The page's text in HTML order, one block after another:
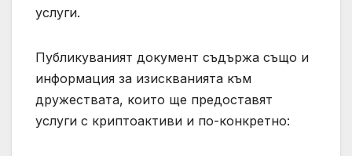
услуги.
Публикуваният документ съдържа също и
информация за изискванията към
дружествата, които ще предоставят
услуги с криптоактиви и по-конкретно: